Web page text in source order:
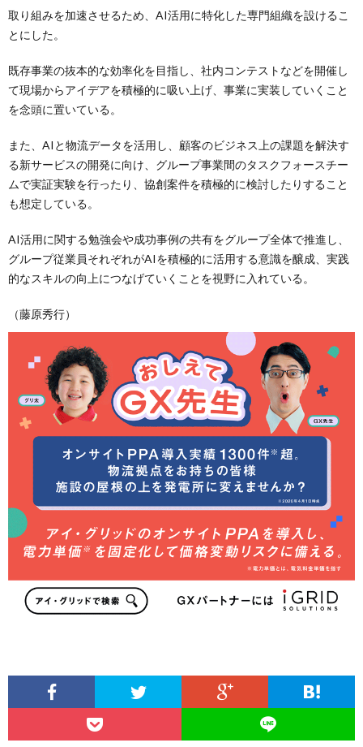
取り組みを加速させるため、AI活用に特化した専門組織を設けるこ
とにした。
既存事業の抜本的な効率化を目指し、社内コンテストなどを開催し
て現場からアイデアを積極的に吸い上げ、事業に実装していくこと
を念頭に置いている。
また、AIと物流データを活用し、顧客のビジネス上の課題を解決す
る新サービスの開発に向け、グループ事業間のタスクフォースチー
ムで実証実験を行ったり、協創案件を積極的に検討したりすること
も想定している。
AI活用に関する勉強会や成功事例の共有をグループ全体で推進し、
グループ従業員それぞれがAIを積極的に活用する意識を醸成、実践
的なスキルの向上につなげていくことを視野に入れている。
（藤原秀行）